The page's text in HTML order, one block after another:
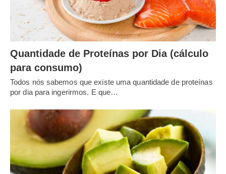
Quantidade de Proteínas por Dia (cálculo
para consumo)
Todos nós sabemos que existe uma quantidade de proteínas
por dia para ingerirmos. E que…